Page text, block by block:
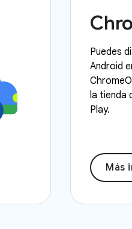
Puedes
Android
la tienda
Play.
Más